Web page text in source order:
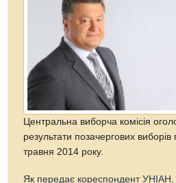
Центральна виборча комісія
результати позачергових
травня 2014 року.
Як передає кореспондент УНІАН,